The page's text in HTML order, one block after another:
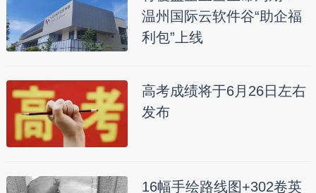
温州国际云软件谷“助企福
利包”上线
高考成绩将于6月26日左右
发布
16幅手绘路线图+302卷英